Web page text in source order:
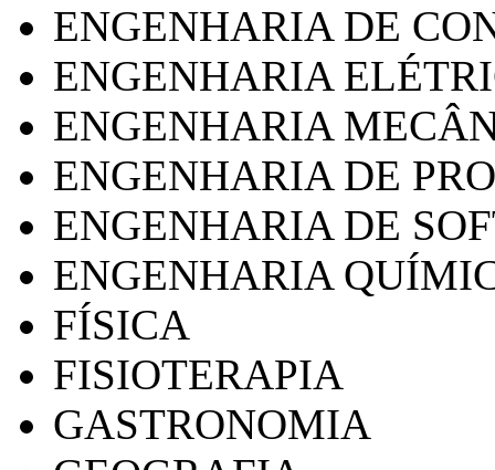
ENGENHARIA DE
ENGENHARIA
ENGENHARIA
ENGENHARIA DE
ENGENHARIA DE
ENGENHARIA
FÍSICA
FISIOTERAPIA
GASTRONOMIA